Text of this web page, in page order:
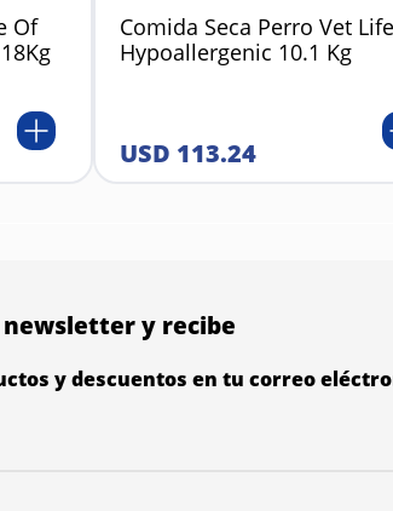
Of
Comida Seca Perro Vet Life
Hypoallergenic 10.1 Kg
USD 113.24
y recibe
y descuentos en tu correo